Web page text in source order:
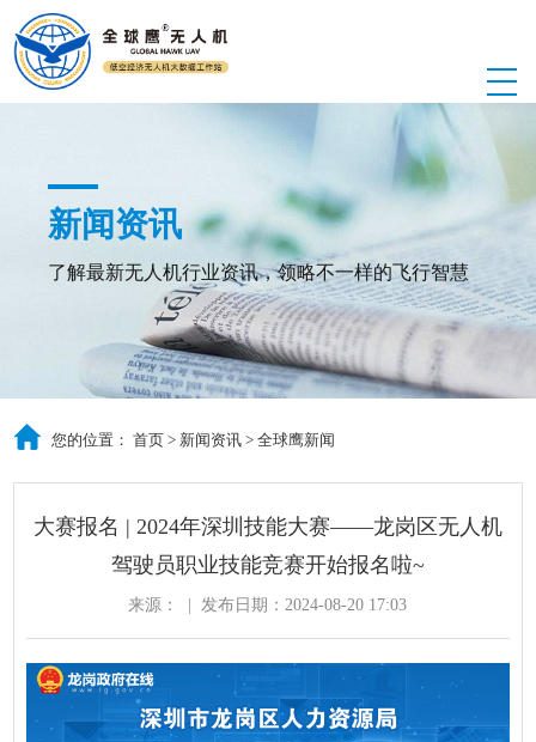
新闻资讯
了解最新无人机行业资讯，领略不一样的飞行智慧
您的位置：首页 > 新闻资讯 >全球鹰新闻
大赛报名 | 2024年深圳技能大赛——龙岗区无人机
驾驶员职业技能竞赛开始报名啦~
来源： 发布日期：2024-08-20 17:03